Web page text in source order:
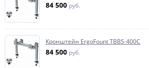
84 500 руб.
Кронштейн ErgoFount TBBS-400C
84 500 руб.